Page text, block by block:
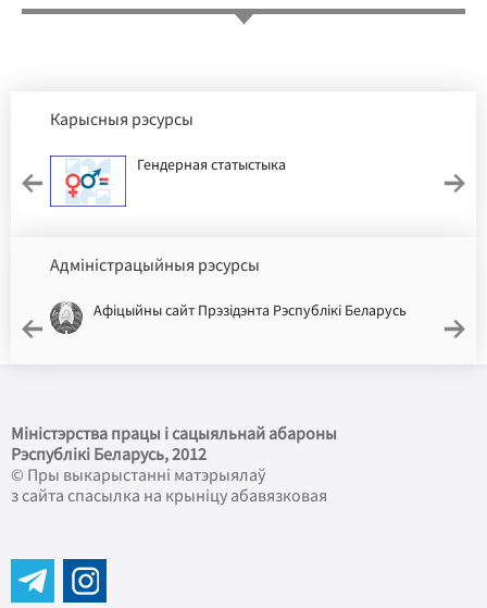
Карысныя рэсурсы
Гендерная статыстыка
Адміністрацыйныя рэсурсы
Афіцыйны сайт Прэзідэнта Рэспублікі Беларусь
Міністэрства працы і сацыяльнай абароны
Рэспублікі Беларусь, 2012
© Пры выкарыстанні матэрыялаў
з сайта спасылка на крыніцу абавязковая